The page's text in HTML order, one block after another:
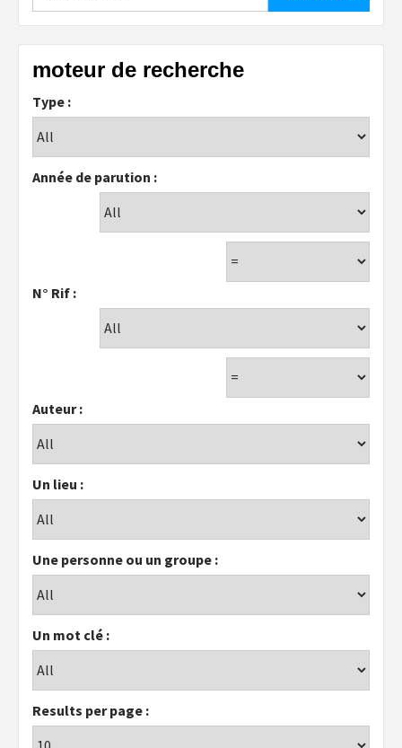
moteur de recherche
Type :
Année de parution :
N° Rif :
Auteur :
Un lieu :
Une personne ou un groupe :
Un mot clé :
Results per page :